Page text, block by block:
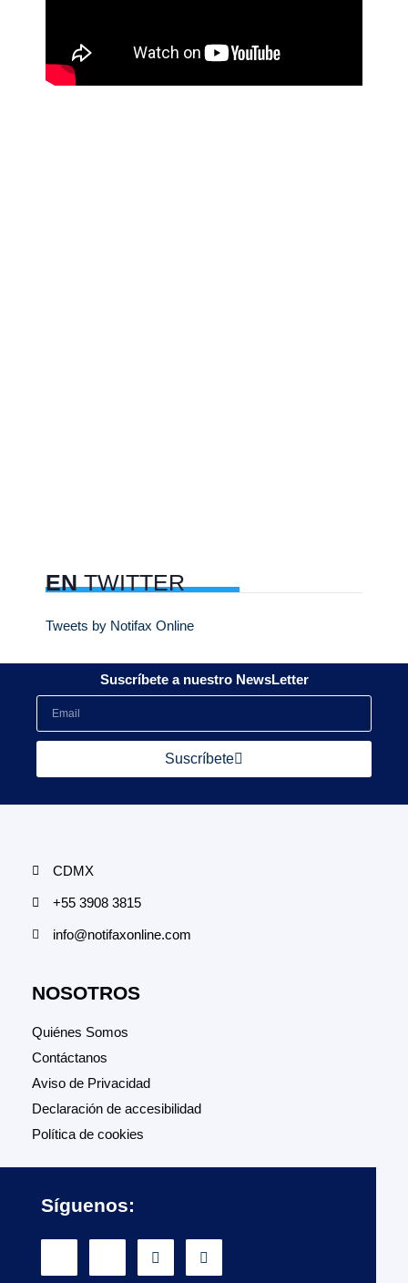
ENTWITTER
Tweets by Notifax Online
Suscríbete a nuestro NewsLetter
Suscríbete
CDMX
+55 3908 3815
info@notifaxonline.com
NOSOTROS
Quiénes Somos
Contáctanos
Aviso de Privacidad
Declaración de accesibilidad
Política de cookies
Síguenos: